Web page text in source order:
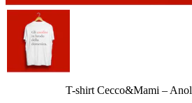
T-shirt Cecco&Mami –